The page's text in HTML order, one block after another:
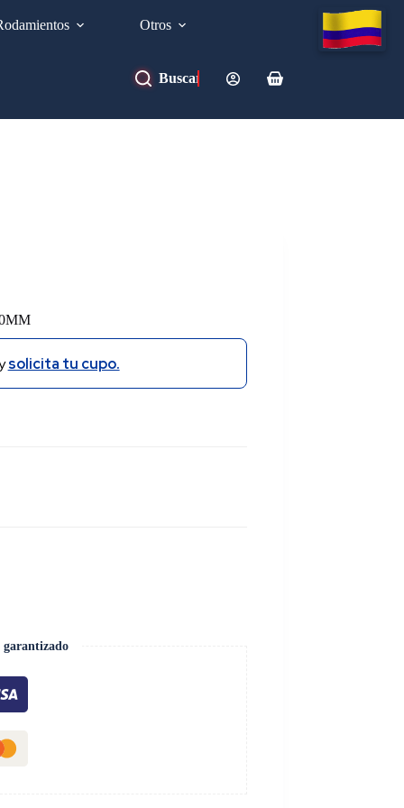
Carro
compra
Otros
solicita tu cupo.
garantizado